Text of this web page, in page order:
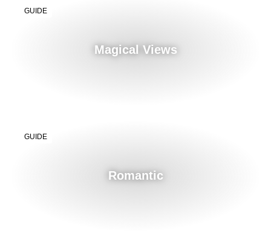
GUIDE
Magical Views
GUIDE
Romantic